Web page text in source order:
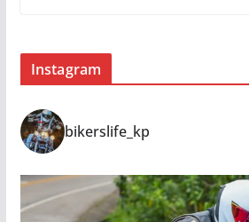
Instagram
bikerslife_kp